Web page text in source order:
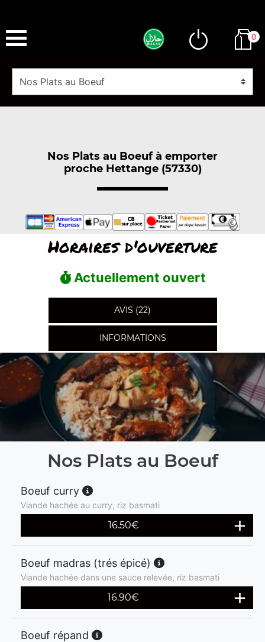
0
Nos Plats au Boeuf à emporter
proche Hettange (57330)
Horaires d'ouverture
Actuellement ouvert
AVIS (22)
INFORMATIONS
Nos Plats au Boeuf
Boeuf curry
Viande hachée au curry, riz basmati
16.50€
Boeuf madras (trés épicé)
Viande hachée dans une sauce relevée, riz basmati
16.90€
Boeuf répand